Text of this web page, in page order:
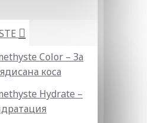
Color – За
коса
Hydrate –